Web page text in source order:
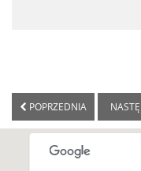
POPRZEDNIA